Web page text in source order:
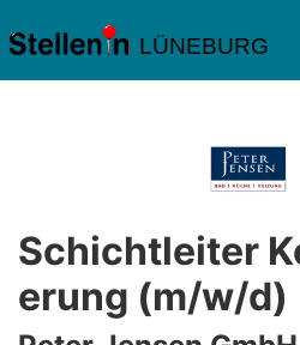
LÜNEBURG
Schichtleiter
erung (m/w/d)